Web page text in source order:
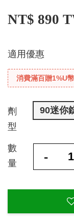
NT$ 890
適用優惠
消費滿百贈1%U
劑
型
90迷你
數
量
-